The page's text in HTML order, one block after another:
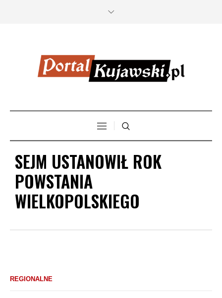
SEJM USTANOWIŁ ROK
POWSTANIA
WIELKOPOLSKIEGO
REGIONALNE